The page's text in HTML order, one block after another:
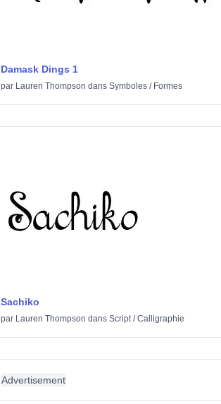
Damask Dings 1
par Lauren Thompson dans Symboles / Formes
Sachiko
par Lauren Thompson dans Script/Calligraphie
Advertisement